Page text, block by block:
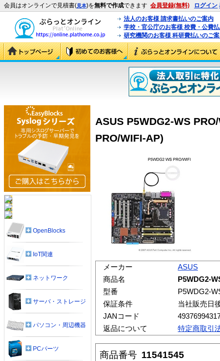
会員はオンラインで見積書(見本)を無料で作成できます 会員登録(無料) ログイン
法人のお客様 請求書払いのご案内
学校・官公庁のお客様 校費・公費
研究機関のお客様 科研費払いのご
ASUS P5WDG2-WS
PRO/WIFI-AP)
メーカー
ASUS
商品名
P5WDG2-
型番
P5WDG2-
保証条件
当社販売日
JANコード
返品について
特定商取引
商品番号 11541545
OpenBlocks
IoT関連
ネットワーク
サーバ・ストレージ
パソコン・周辺機器
PCパーツ